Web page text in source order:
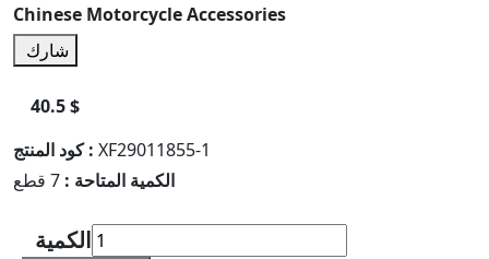
Chinese Motorcycle Accessories
شارك
40.5 $
كود المنتج : XF29011855-1
الكمية المتاحة : 7 قطع
الكمية